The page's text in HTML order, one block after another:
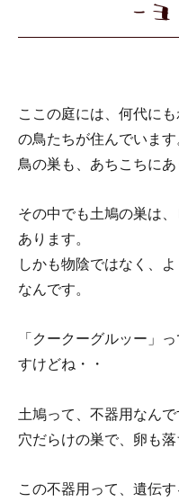
ー
ここの庭には、何代に
の鳥たちが住んでいます
鳥の巣も、あちこちに
その中でも土鳩の巣は
あります。
しかも物陰ではなく、
なんです。
「クークーグルッー」
すけどね・・
土鳩って、不器用なんで
穴だらけの巣で、卵も
この不器用って、遺伝